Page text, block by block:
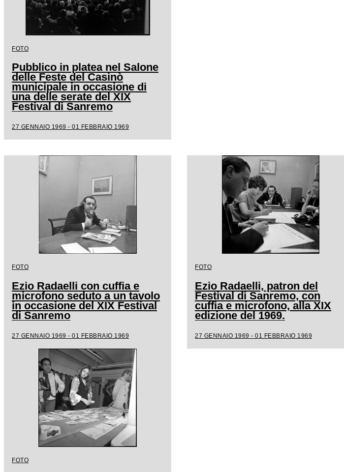
FOTO
Pubblico in platea nel Salone
delle Feste del Casinò
municipale in occasione di
una delle serate del XIX
Festival di Sanremo
27 GENNAIO 1969 - 01 FEBBRAIO 1969
FOTO
Ezio Radaelli con cuffia e
microfono seduto a un tavolo
in occasione del XIX Festival
di Sanremo
27 GENNAIO 1969 - 01 FEBBRAIO 1969
FOTO
Ezio Radaelli, patron del
Festival di Sanremo, con
cuffia e microfono, alla XIX
edizione del 1969.
27 GENNAIO 1969 - 01 FEBBRAIO 1969
FOTO